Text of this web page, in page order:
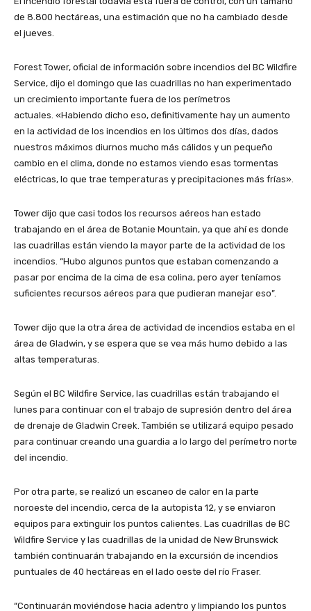
de 8.800 hectáreas, una estimación que no ha cambiado desde
el jueves.
Forest Tower, oficial de información sobre incendios del BC Wildfire
Service, dijo el domingo que las cuadrillas no han experimentado
un crecimiento importante fuera de los perímetros
actuales. «Habiendo dicho eso, definitivamente hay un aumento
en la actividad de los incendios en los últimos dos días, dados
nuestros máximos diurnos mucho más cálidos y un pequeño
cambio en el clima, donde no estamos viendo esas tormentas
eléctricas, lo que trae temperaturas y precipitaciones más frías».
Tower dijo que casi todos los recursos aéreos han estado
trabajando en el área de Botanie Mountain, ya que ahí es donde
las cuadrillas están viendo la mayor parte de la actividad de los
incendios. “Hubo algunos puntos que estaban comenzando a
pasar por encima de la cima de esa colina, pero ayer teníamos
suficientes recursos aéreos para que pudieran manejar eso”.
Tower dijo que la otra área de actividad de incendios estaba en el
área de Gladwin, y se espera que se vea más humo debido a las
altas temperaturas.
Según el BC Wildfire Service, las cuadrillas están trabajando el
lunes para continuar con el trabajo de supresión dentro del área
de drenaje de Gladwin Creek. También se utilizará equipo pesado
para continuar creando una guardia a lo largo del perímetro norte
del incendio.
Por otra parte, se realizó un escaneo de calor en la parte
noroeste del incendio, cerca de la autopista 12, y se enviaron
equipos para extinguir los puntos calientes. Las cuadrillas de BC
Wildfire Service y las cuadrillas de la unidad de New Brunswick
también continuarán trabajando en la excursión de incendios
puntuales de 40 hectáreas en el lado oeste del río Fraser.
“Continuarán moviéndose hacia adentro y limpiando los puntos